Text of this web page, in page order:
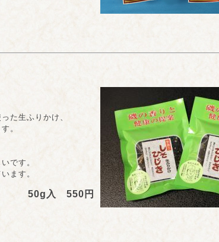
生ふりかけ、
。
です。
ます。
50g入 550円